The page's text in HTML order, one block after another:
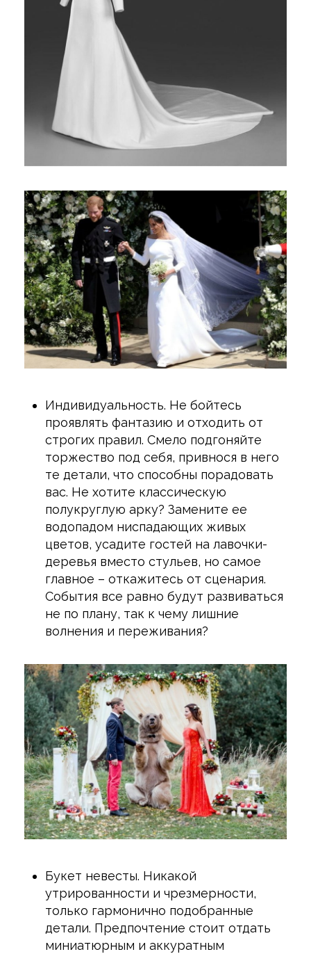
Индивидуальность. Не бойтесь
проявлять фантазию и отходить от
строгих правил. Смело подгоняйте
торжество под себя, привнося в него
те детали, что способны порадовать
вас. Не хотите классическую
полукруглую арку? Замените ее
водопадом ниспадающих живых
цветов, усадите гостей на лавочки-
деревья вместо стульев, но самое
главное – откажитесь от сценария.
События все равно будут развиваться
не по плану, так к чему лишние
волнения и переживания?
Букет невесты. Никакой
утрированности и чрезмерности,
только гармонично подобранные
детали. Предпочтение стоит отдать
миниатюрным и аккуратным